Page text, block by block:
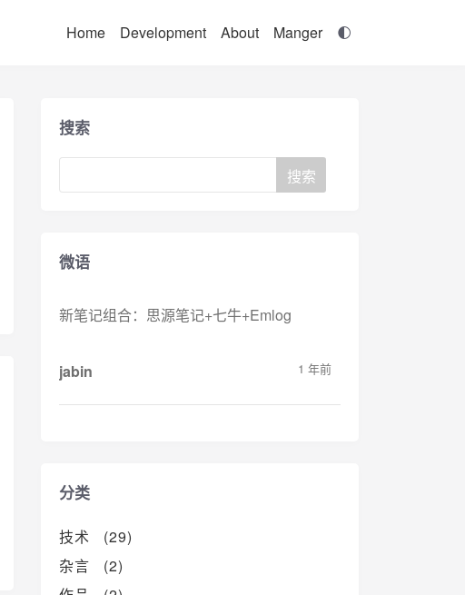
Home Development About Manger
搜索
微语
新笔记组合：思源笔记+七牛+Emlog
jabin 1 年前
分类
技术 (29)
杂言 (2)